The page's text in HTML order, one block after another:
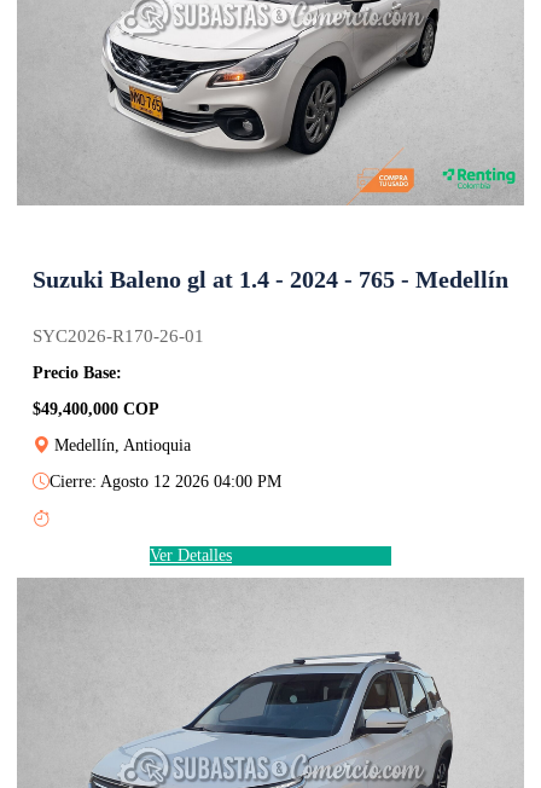
Suzuki Baleno gl at 1.4 - 2024 - 765 - Medellín
SYC2026-R170-26-01
Precio Base:
$49,400,000 COP
Medellín, Antioquia
Cierre: Agosto 12 2026 04:00 PM
Ver Detalles